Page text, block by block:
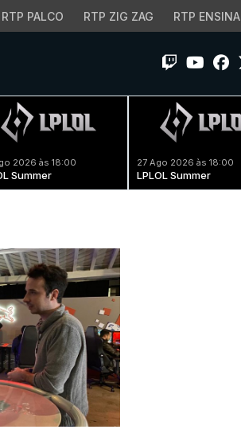
RTP PALCO RTP ZIG ZAG RTP ENSINA
2026 às 18:00
Summer
27 Ago 2026 às 18:00
LPLOL Summer